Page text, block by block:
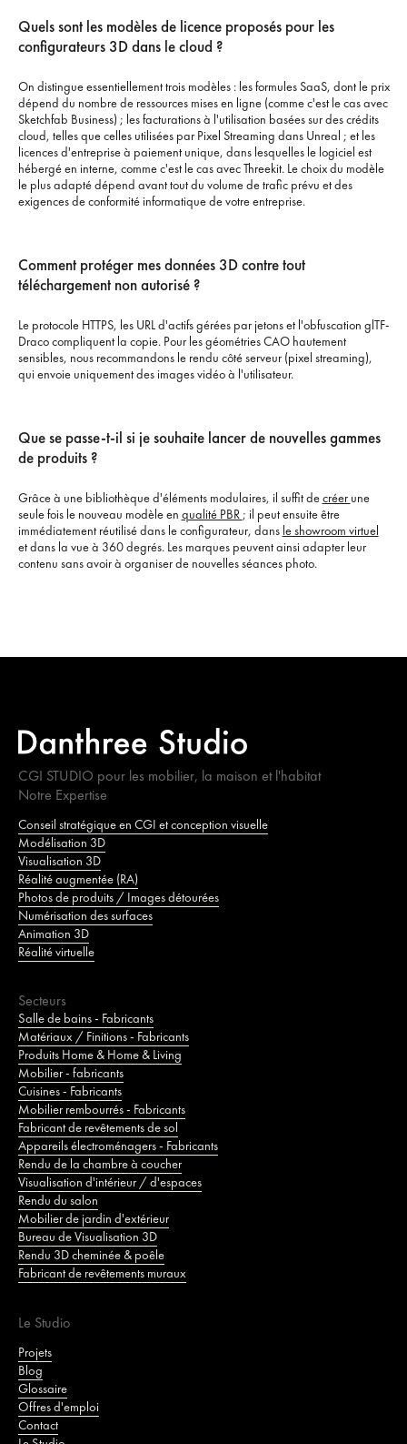
Quels sont les modèles de licence proposés pour les
configurateurs 3D dans le cloud ?
On distingue essentiellement trois modèles : les formules SaaS, dont le prix
dépend du nombre de ressources mises en ligne (comme c'est le cas avec
Sketchfab Business) ; les facturations à l'utilisation basées sur des crédits
cloud, telles que celles utilisées par Pixel Streaming dans Unreal ; et les
licences d'entreprise à paiement unique, dans lesquelles le logiciel est
hébergé en interne, comme c'est le cas avec Threekit. Le choix du modèle
le plus adapté dépend avant tout du volume de trafic prévu et des
exigences de conformité informatique de votre entreprise.
Comment protéger mes données 3D contre tout
téléchargement non autorisé ?
Le protocole HTTPS, les URL d'actifs gérées par jetons et l'obfuscation glTF-
Draco compliquent la copie. Pour les géométries CAO hautement
sensibles, nous recommandons le rendu côté serveur (pixel streaming),
qui envoie uniquement des images vidéo à l'utilisateur.
Que se passe-t-il si je souhaite lancer de nouvelles gammes
de produits ?
Grâce à une bibliothèque d'éléments modulaires, il suffit decréer une
seule fois le nouveau modèle en qualité PBR ; il peut ensuite être
immédiatement réutilisé dans le configurateur, dans le showroom virtuel
et dans la vue à 360 degrés. Les marques peuvent ainsi adapter leur
contenu sans avoir à organiser de nouvelles séances photo.
CGI STUDIO pour les mobilier, la maison et l'habitat
Notre Expertise
Conseil stratégique en CGI et conception visuelle
Modélisation 3D
Visualisation 3D
Réalité augmentée (RA)
Photos de produits / Images détourées
Numérisation des surfaces
Animation 3D
Réalité virtuelle
Secteurs
Salle de bains - Fabricants
Matériaux / Finitions - Fabricants
Produits Home & Home & Living
Mobilier - fabricants
Cuisines - Fabricants
Mobilier rembourrés - Fabricants
Fabricant de revêtements de sol
Appareils électroménagers - Fabricants
Rendu de la chambre à coucher
Visualisation d'intérieur / d'espaces
Rendu du salon
Mobilier de jardin d'extérieur
Bureau de Visualisation 3D
Rendu 3D cheminée & poêle
Fabricant de revêtements muraux
Le Studio
Projets
Blog
Glossaire
Offres d'emploi
Contact